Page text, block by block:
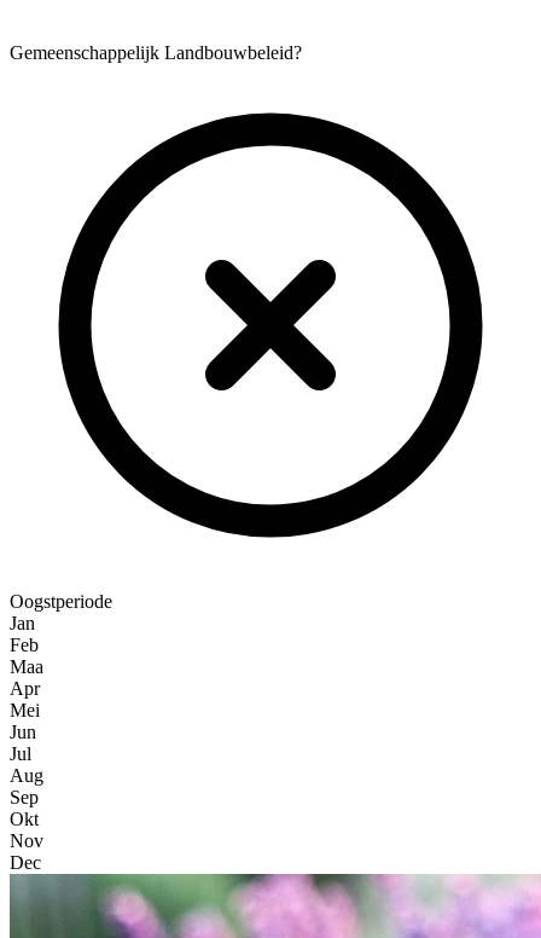
Gemeenschappelijk Landbouwbeleid?
Oogstperiode
Jan
Feb
Maa
Apr
Mei
Jun
Jul
Aug
Sep
Okt
Nov
Dec